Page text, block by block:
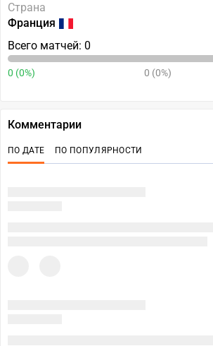
Страна
Франция
Всего матчей: 0
0 (0%) 0 (0%)
Комментарии
ПО ДАТЕ ПО ПОПУЛЯРНОСТИ